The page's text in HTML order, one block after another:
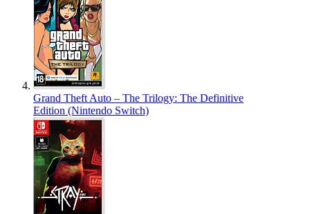
Grand Theft Auto – The Trilogy: The Definitive
Edition (Nintendo Switch)